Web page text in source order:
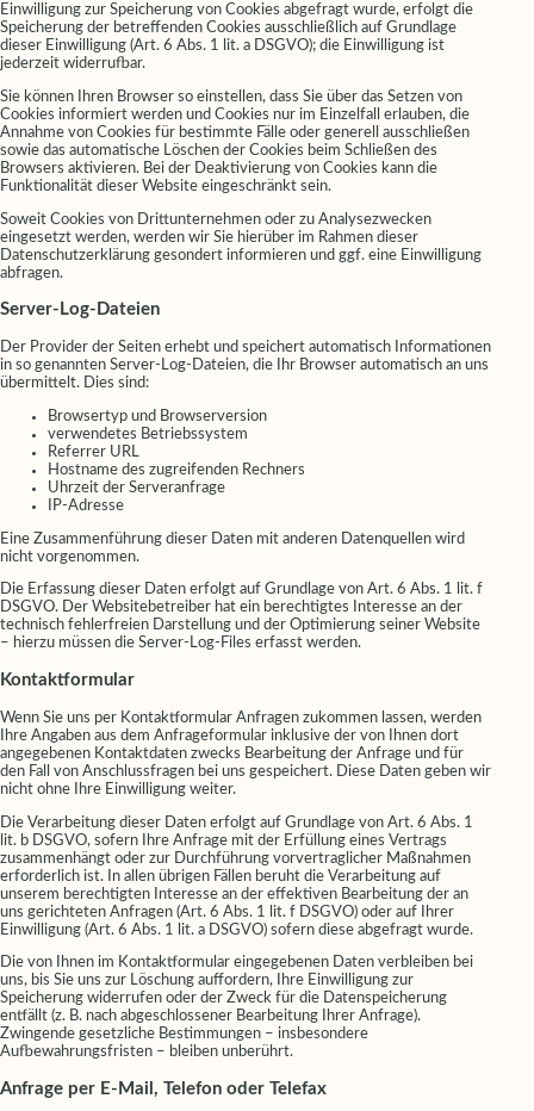
Einwilligung zur Speicherung von Cookies abgefragt wurde, erfolgt die
Speicherung der betreffenden Cookies ausschließlich auf Grundlage
dieser Einwilligung (Art. 6 Abs. 1 lit. a DSGVO); die Einwilligung ist
jederzeit widerrufbar.
Sie können Ihren Browser so einstellen, dass Sie über das Setzen von
Cookies informiert werden und Cookies nur im Einzelfall erlauben, die
Annahme von Cookies für bestimmte Fälle oder generell ausschließen
sowie das automatische Löschen der Cookies beim Schließen des
Browsers aktivieren. Bei der Deaktivierung von Cookies kann die
Funktionalität dieser Website eingeschränkt sein.
Soweit Cookies von Drittunternehmen oder zu Analysezwecken
eingesetzt werden, werden wir Sie hierüber im Rahmen dieser
Datenschutzerklärung gesondert informieren und ggf. eine Einwilligung
abfragen.
Server-Log-Dateien
Der Provider der Seiten erhebt und speichert automatisch Informationen
in so genannten Server-Log-Dateien, die Ihr Browser automatisch an uns
übermittelt. Dies sind:
Browsertyp und Browserversion
verwendetes Betriebssystem
Referrer URL
Hostname des zugreifenden Rechners
Uhrzeit der Serveranfrage
IP-Adresse
Eine Zusammenführung dieser Daten mit anderen Datenquellen wird
nicht vorgenommen.
Die Erfassung dieser Daten erfolgt auf Grundlage von Art. 6 Abs. 1 lit. f
DSGVO. Der Websitebetreiber hat ein berechtigtes Interesse an der
technisch fehlerfreien Darstellung und der Optimierung seiner Website
– hierzu müssen die Server-Log-Files erfasst werden.
Kontaktformular
Wenn Sie uns per Kontaktformular Anfragen zukommen lassen, werden
Ihre Angaben aus dem Anfrageformular inklusive der von Ihnen dort
angegebenen Kontaktdaten zwecks Bearbeitung der Anfrage und für
den Fall von Anschlussfragen bei uns gespeichert. Diese Daten geben wir
nicht ohne Ihre Einwilligung weiter.
Die Verarbeitung dieser Daten erfolgt auf Grundlage von Art. 6 Abs. 1
lit. b DSGVO, sofern Ihre Anfrage mit der Erfüllung eines Vertrags
zusammenhängt oder zur Durchführung vorvertraglicher Maßnahmen
erforderlich ist. In allen übrigen Fällen beruht die Verarbeitung auf
unserem berechtigten Interesse an der effektiven Bearbeitung der an
uns gerichteten Anfragen (Art. 6 Abs. 1 lit. f DSGVO) oder auf Ihrer
Einwilligung (Art. 6 Abs. 1 lit. a DSGVO) sofern diese abgefragt wurde.
Die von Ihnen im Kontaktformular eingegebenen Daten verbleiben bei
uns, bis Sie uns zur Löschung auffordern, Ihre Einwilligung zur
Speicherung widerrufen oder der Zweck für die Datenspeicherung
entfällt (z. B. nach abgeschlossener Bearbeitung Ihrer Anfrage).
Zwingende gesetzliche Bestimmungen – insbesondere
Aufbewahrungsfristen – bleiben unberührt.
Anfrage per E-Mail, Telefon oder Telefax